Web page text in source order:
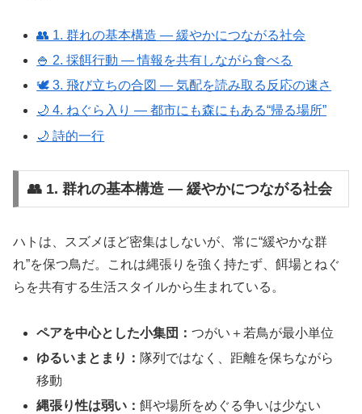
👥 1. 群れの基本構造 ― 緩やかにつながる社会
🍚 2. 採餌行動 ― 情報を共有しながら食べる
🕊️ 3. 飛び立ちの合図 ― 気配を読み取る反応の速さ
🌙 4. ねぐら入り ― 都市にも森にもある“帰る場所”
🌙 詩的一行
👥 1. 群れの基本構造 ― 緩やかにつながる社会
ハトは、スズメほど密集はしないが、常に“緩やかな群
れ”を保つ鳥だ。これは縄張りを強く持たず、餌場とねぐ
らを共有する生活スタイルから生まれている。
ペアを中心とした小集団：つがい＋若鳥が最小単位
ゆるいまとまり： 隊列ではなく、距離を保ちながら
移動
縄張り性は弱い：餌や場所をめぐる争いは少ない